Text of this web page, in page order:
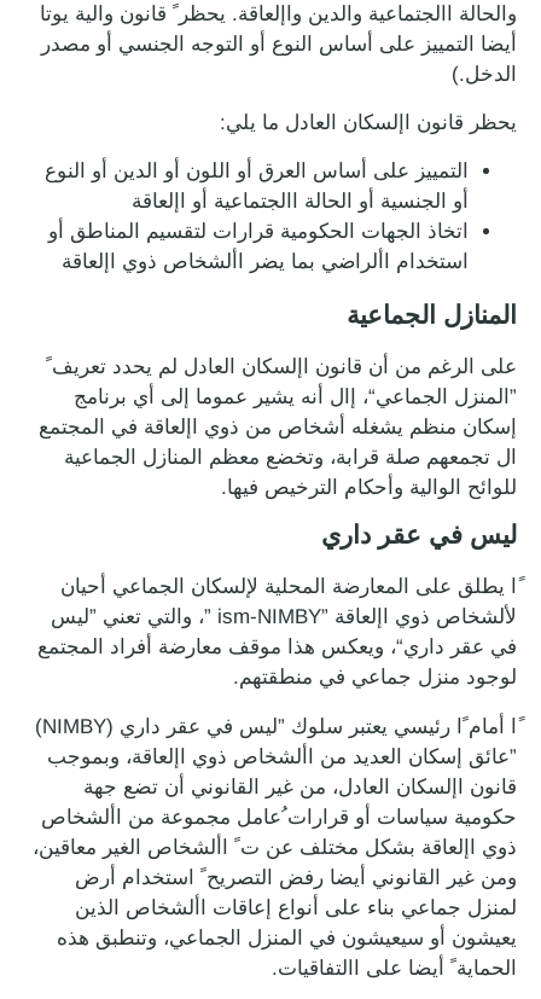
والحالة االجتماعية والدين واإلعاقة. يحظر ً قانون والية يوتا
أيضا التمييز على أساس النوع أو التوجه الجنسي أو مصدر
الدخل.)
يحظر قانون اإلسكان العادل ما يلي:
التمييز على أساس العرق أو اللون أو الدين أو النوع
أو الجنسية أو الحالة االجتماعية أو اإلعاقة
اتخاذ الجهات الحكومية قرارات لتقسيم المناطق أو
استخدام األراضي بما يضر األشخاص ذوي اإلعاقة
المنازل الجماعية
على الرغم من أن قانون اإلسكان العادل لم يحدد تعريف ً
”المنزل الجماعي“، إال أنه يشير عموما إلى أي برنامج
إسكان منظم يشغله أشخاص من ذوي اإلعاقة في المجتمع
ال تجمعهم صلة قرابة، وتخضع معظم المنازل الجماعية
للوائح الوالية وأحكام الترخيص فيها.
ليس في عقر داري
ًا يطلق على المعارضة المحلية لإلسكان الجماعي أحيان
لألشخاص ذوي اإلعاقة ”ism-NIMBY ”، والتي تعني ”ليس
في عقر داري“، ويعكس هذا موقف معارضة أفراد المجتمع
لوجود منزل جماعي في منطقتهم.
ًا أمام ًا رئيسي يعتبر سلوك ”ليس في عقر داري (NIMBY)
”عائق إسكان العديد من األشخاص ذوي اإلعاقة، وبموجب
قانون اإلسكان العادل، من غير القانوني أن تضع جهة
حكومية سياسات أو قرارات ُعامل مجموعة من األشخاص
ذوي اإلعاقة بشكل مختلف عن ت ً األشخاص الغير معاقين،
ومن غير القانوني أيضا رفض التصريح ً استخدام أرض
لمنزل جماعي بناء على أنواع إعاقات األشخاص الذين
يعيشون أو سيعيشون في المنزل الجماعي، وتنطبق هذه
الحماية ً أيضا على االتفاقيات.